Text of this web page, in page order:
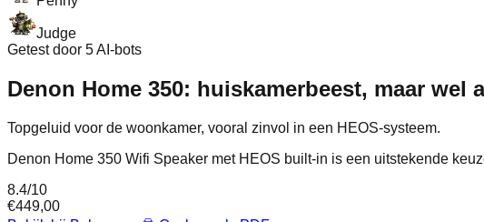
Judge
Getest door 5 AI-bots
Denon Home 350: huiskamerbeest, maar wel
Topgeluid voor de woonkamer, vooral zinvol in een HEOS-systeem.
Denon Home 350 Wifi Speaker met HEOS built-in is een uitstekende
8.4/10
€449,00